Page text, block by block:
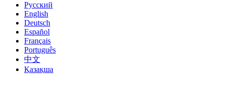
Русский
English
Deutsch
Español
Français
Português
中文
Қазақша